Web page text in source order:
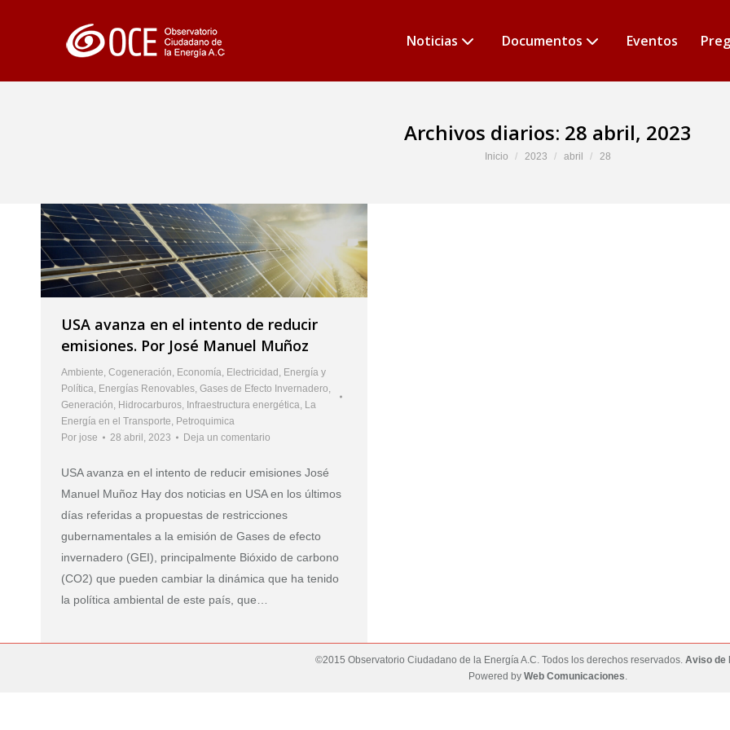
Noticias Documentos Eventos
Archivos diarios: 28 abril, 2023
Estás aquí:
Inicio 2023 abril 28
USA avanza en el intento de reducir
emisiones. Por José Manuel Muñoz
Ambiente, Cogeneración, Economía, Electricidad, Energía y
Política, Energías Renovables, Gases de Efecto Invernadero,
Generación, Hidrocarburos, Infraestructura energética, La
Energía en el Transporte, Petroquimica
Por jose 28 abril, 2023 Deja un comentario
USA avanza en el intento de reducir emisiones José
Manuel Muñoz Hay dos noticias en USA en los últimos
días referidas a propuestas de restricciones
gubernamentales a la emisión de Gases de efecto
invernadero (GEI), principalmente Bióxido de carbono
(CO2) que pueden cambiar la dinámica que ha tenido
la política ambiental de este país, que…
©2015 Observatorio Ciudadano de la Energía A.C. Todos los derechos reservados. Aviso de
Powered by Web Comunicaciones.